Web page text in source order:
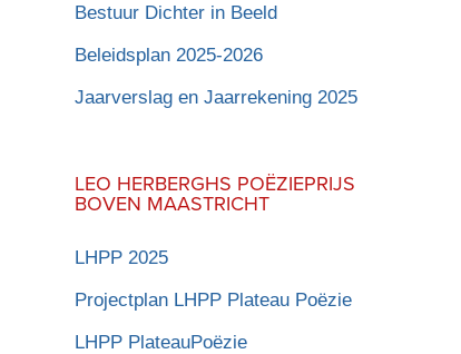
Bestuur Dichter in Beeld
Beleidsplan 2025-2026
Jaarverslag en Jaarrekening 2025
LEO HERBERGHS POËZIEPRIJS
BOVEN MAASTRICHT
LHPP 2025
Projectplan LHPP Plateau Poëzie
LHPP PlateauPoëzie